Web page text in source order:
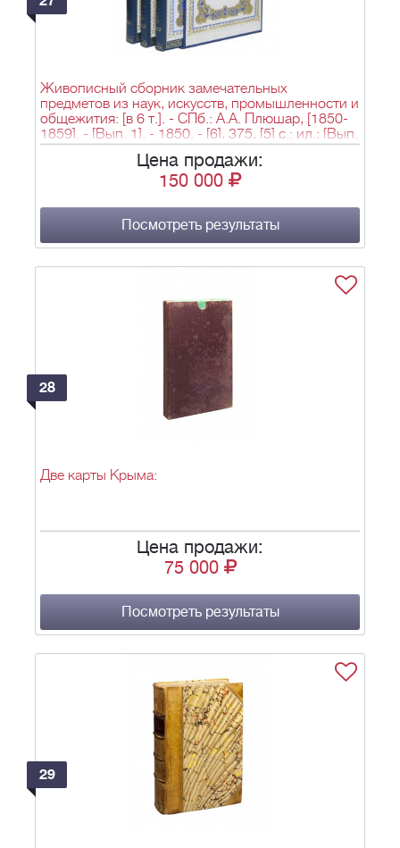
Живописный сборник замечательных
предметов из наук, искусств, промышленности и
общежития: [в 6 т.]. - СПб.: А.А. Плюшар, [1850-
1859]. - [Вып. 1]. - 1850. - [6], 375, [5] с.: ил.; [Вып.
2]. - 1852. - [10], 354, [4] c., [6] л. ил.: ил.; [Вып. 3].
- [10], 398, [4] с.: ил.; 30х20,5 см.
Цена продажи:
150 000
Посмотреть результаты
28
Две карты Крыма:
Цена продажи:
75 000
Посмотреть результаты
29